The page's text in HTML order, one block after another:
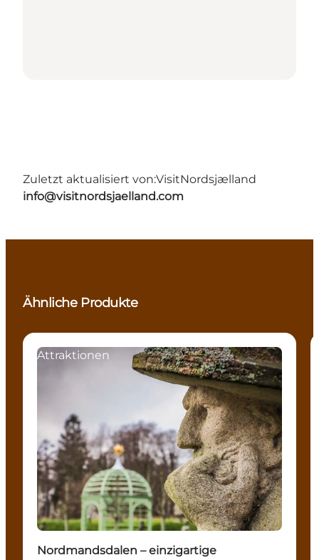
Zuletzt aktualisiert von:VisitNordsjælland
info@visitnordsjaelland.com
Ähnliche Produkte
Attraktionen
Nordmandsdalen – einzigartige